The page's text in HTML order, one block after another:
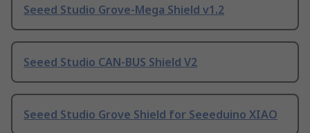
Seeed Studio Grove-Mega Shield v1.2
Seeed Studio CAN-BUS Shield V2
Seeed Studio Grove Shield for Seeeduino XIAO